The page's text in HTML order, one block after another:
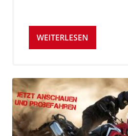
WEITERLESEN